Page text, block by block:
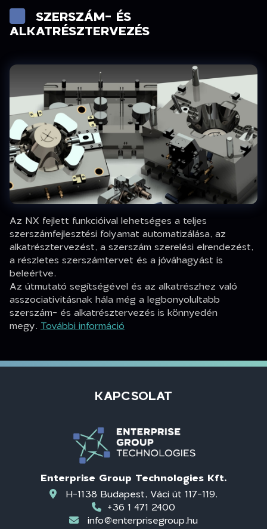
SZERSZÁM- ÉS
ALKATRÉSZTERVEZÉS
Az NX fejlett funkcióival lehetséges a teljes
szerszámfejlesztési folyamat automatizálása, az
alkatrésztervezést, a szerszám szerelési elrendezést,
a részletes szerszámtervet és a jóváhagyást is
beleértve.
Az útmutató segítségével és az alkatrészhez való
asszociativitásnak hála még a legbonyolultabb
szerszám- és alkatrésztervezés is könnyedén
megy. További információ
KAPCSOLAT
Enterprise Group Technologies Kft.
H-1138 Budapest, Váci út 117-119.
+36 1 471 2400
info@enterprisegroup.hu